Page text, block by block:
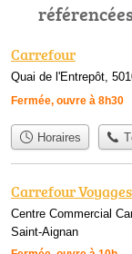
Carrefour
Quai de l'Entrepôt,
Fermée, ouvre à 8h30
Horaires
Carrefour Voyages
Centre Commercial
Saint-Aignan